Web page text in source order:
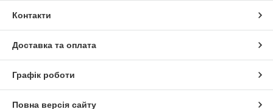
Контакти
Доставка та оплата
Графік роботи
Повна версія сайту